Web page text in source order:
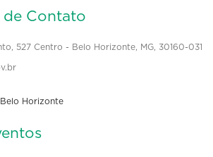
de Contato
527 Centro - Belo Horizonte, MG, 30160-031
Horizonte